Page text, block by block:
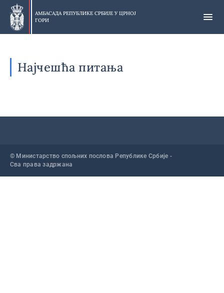
Прескочи
главни
део
АМБАСАДА РЕПУБЛИКЕ СРБИЈЕ У ЦРНОЈ
ГОРИ
Најчешћа питања
© Министарство спољних послова Републике Србије -
Сва права задржана